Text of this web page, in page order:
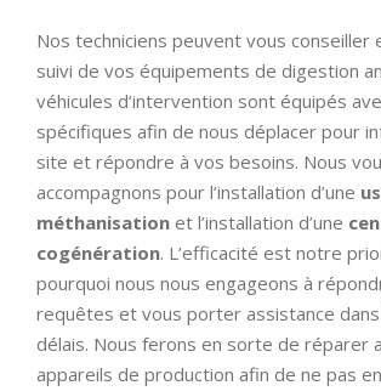
Nos techniciens peuvent vous conseiller
suivi de vos équipements de digestion
véhicules d’intervention sont équipés
spécifiques afin de nous déplacer pour
site et répondre à vos besoins. Nous
accompagnons pour l’installation d’une
méthanisation et l’installation d’une
cogénération. L’efficacité est notre
pourquoi nous nous engageons à
requêtes et vous porter assistance
délais. Nous ferons en sorte de réparer
appareils de production afin de ne pas